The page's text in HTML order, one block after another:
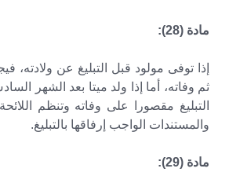
مادة (28):
إذا توفى مولود قبل التبليغ عن ولادته،
ثم وفاته، أما إذا ولد ميتا بعد الشهر
التبليغ مقصورا على وفاته وتنظم اللائحة
والمستندات الواجب إرفاقها بالتبليغ.
مادة (29):